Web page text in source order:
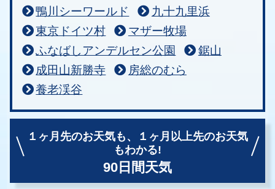
鴨川シーワールド
九十九里浜
東京ドイツ村
マザー牧場
ふなばしアンデルセン公園
鋸山
成田山新勝寺
房総のむら
養老渓谷
１ヶ月先のお天気も、
１ヶ月以上先のお天気
もわかる!
90日間天気